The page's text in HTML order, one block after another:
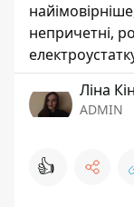
непричетні,
Ліна
ADMIN
👍